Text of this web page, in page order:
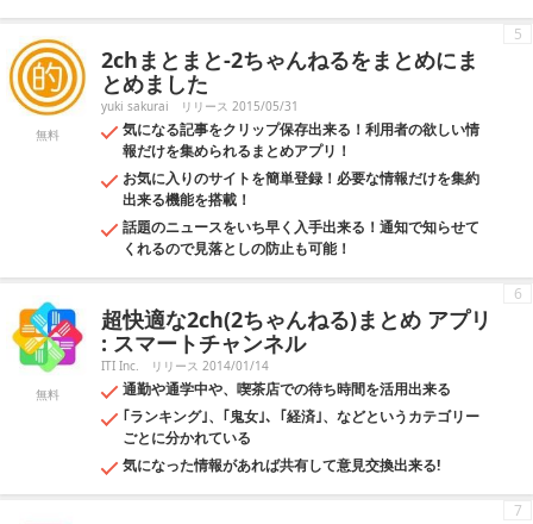
無料
2chまとまと-2ちゃんねるをまとめにま
とめました
yuki sakurai リリース 2015/05/31
気になる記事をクリップ保存出来る！利用者の欲しい情
報だけを集められるまとめアプリ！
お気に入りのサイトを簡単登録！必要な情報だけを集約
出来る機能を搭載！
話題のニュースをいち早く入手出来る！通知で知らせて
くれるので見落としの防止も可能！
5
無料
超快適な2ch(2ちゃんねる)まとめ アプリ
: スマートチャンネル
ITI Inc. リリース 2014/01/14
通勤や通学中や、喫茶店での待ち時間を活用出来る
｢ランキング｣、｢鬼女｣、｢経済｣、などというカテゴリー
ごとに分かれている
気になった情報があれば共有して意見交換出来る!
6
7